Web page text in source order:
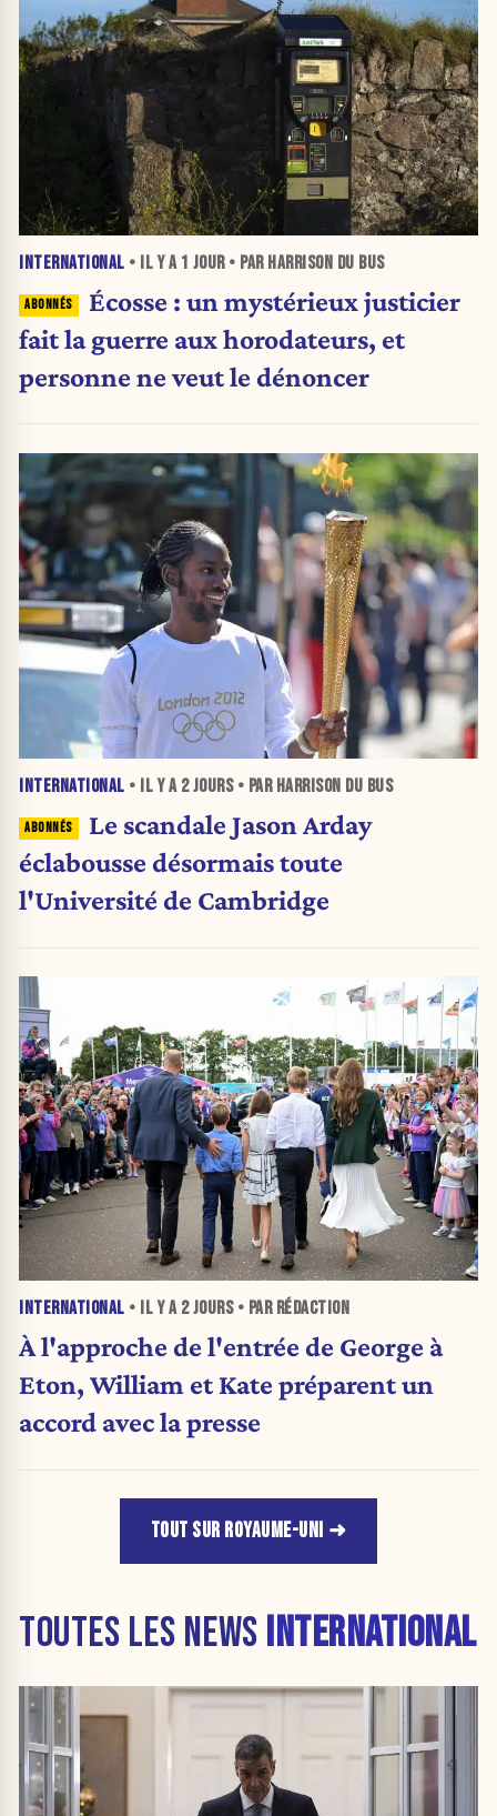
INTERNATIONAL • IL Y A 1 JOUR• PAR HARRISON DU BUS
Écosse : un mystérieux justicier
fait la guerre aux horodateurs, et
personne ne veut le dénoncer
INTERNATIONAL • IL Y A 2 JOURS• PAR HARRISON DU BUS
Le scandale Jason Arday
éclabousse désormais toute
l'Université de Cambridge
INTERNATIONAL • IL Y A 2 JOURS• PAR RÉDACTION
À l'approche de l'entrée de George à
Eton, William et Kate préparent un
accord avec la presse
TOUT SUR ROYAUME-UNI
TOUTES LES NEWS INTERNATIONAL